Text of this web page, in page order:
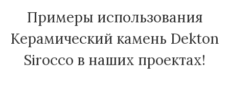
Примеры использования
Керамический камень Dekton
Sirocco в наших проектах!